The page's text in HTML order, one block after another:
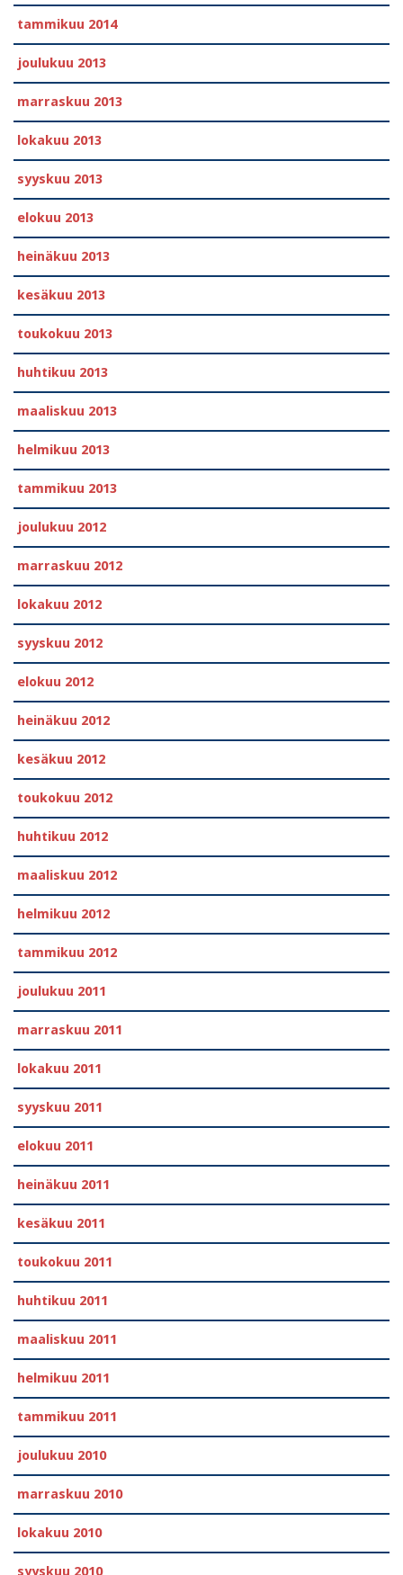
tammikuu 2014
joulukuu 2013
marraskuu 2013
lokakuu 2013
syyskuu 2013
elokuu 2013
heinäkuu 2013
kesäkuu 2013
toukokuu 2013
huhtikuu 2013
maaliskuu 2013
helmikuu 2013
tammikuu 2013
joulukuu 2012
marraskuu 2012
lokakuu 2012
syyskuu 2012
elokuu 2012
heinäkuu 2012
kesäkuu 2012
toukokuu 2012
huhtikuu 2012
maaliskuu 2012
helmikuu 2012
tammikuu 2012
joulukuu 2011
marraskuu 2011
lokakuu 2011
syyskuu 2011
elokuu 2011
heinäkuu 2011
kesäkuu 2011
toukokuu 2011
huhtikuu 2011
maaliskuu 2011
helmikuu 2011
tammikuu 2011
joulukuu 2010
marraskuu 2010
lokakuu 2010
syyskuu 2010